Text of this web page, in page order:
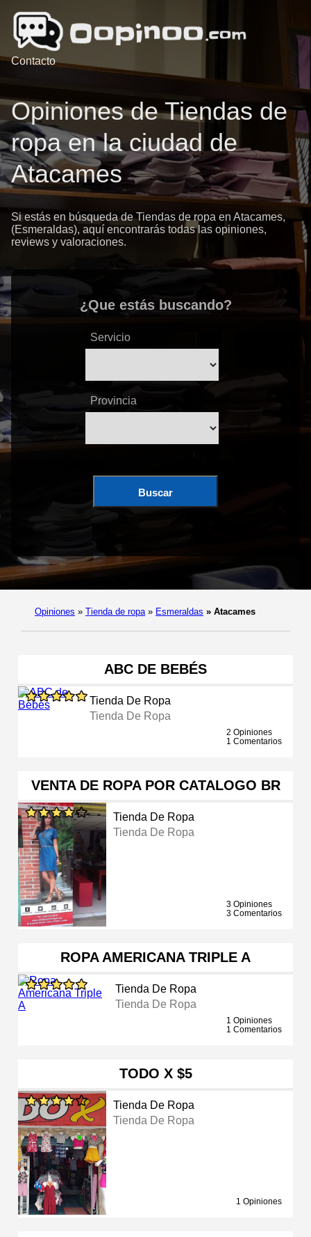
Contacto
Opiniones de Tiendas de
ropa en la ciudad de
Atacames
Si estás en búsqueda de Tiendas de ropa en Atacames,
(Esmeraldas), aquí encontrarás todas las opiniones,
reviews y valoraciones.
¿Que estás buscando?
Servicio
Provincia
Buscar
Opiniones » Tienda de ropa » Esmeraldas » Atacames
ABC DE BEBÉS
Tienda De Ropa
Tienda De Ropa
2 Opiniones
1 Comentarios
VENTA DE ROPA POR CATALOGO BR
Tienda De Ropa
Tienda De Ropa
3 Opiniones
3 Comentarios
ROPA AMERICANA TRIPLE A
Tienda De Ropa
Tienda De Ropa
1 Opiniones
1 Comentarios
TODO X $5
Tienda De Ropa
Tienda De Ropa
1 Opiniones